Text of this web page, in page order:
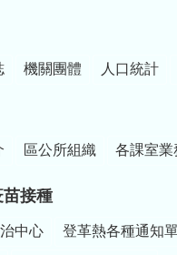
機關團體 人口統計
區公所組織 各課室業
接種
中心 登革熱各種通知